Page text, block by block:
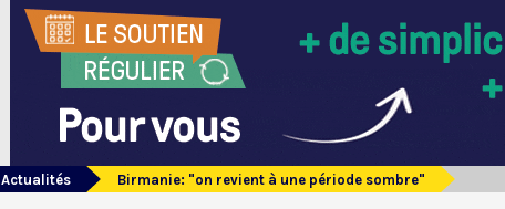
Actualités Birmanie: "on revient à une période sombre"